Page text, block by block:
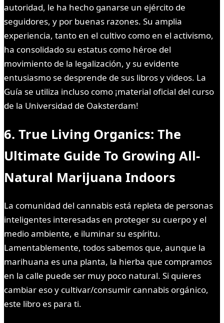
autoridad, le ha hecho ganarse un ejército de
seguidores, y por buenas razones. Su amplia
experiencia, tanto en el cultivo como en el activismo,
ha consolidado su estatus como héroe del
movimiento de la legalización, y su evidente
entusiasmo se desprende de sus libros y videos. La
Guía se utiliza incluso como ¡material oficial del curso
de la Universidad de Oaksterdam!
6. True Living Organics: The
Ultimate Guide To Growing All-
Natural Marijuana Indoors
La comunidad del cannabis está repleta de personas
inteligentes interesadas en proteger su cuerpo y el
medio ambiente, e iluminar su espíritu.
Lamentablemente, todos sabemos que, aunque la
marihuana es una planta, la hierba que compramos
en la calle puede ser muy poco natural. Si quieres
cambiar eso y cultivar/consumir cannabis orgánico,
este libro es para ti.